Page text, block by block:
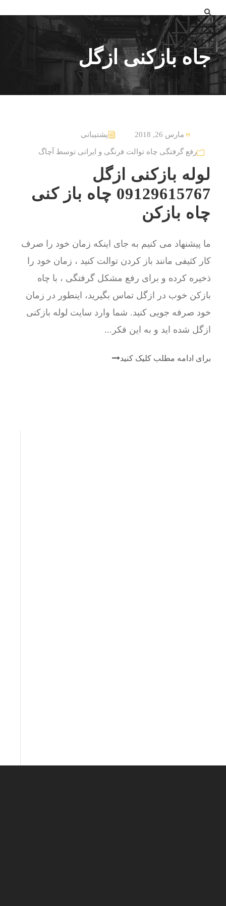
جاه بازکنی ازگل
مارس 26, 2018 پشتیبانی
رفع گرفتگی چاه توالت فرنگی و ایرانی توسط آچاگ
لوله بازکنی ازگل
09129615767 چاه باز کنی
چاه بازکن
ما پیشنهاد می کنیم به جای اینکه زمان خود را صرف
کار کثیفی مانند باز کردن توالت کنید ، زمان خود را
ذخیره کرده و برای رفع مشکل گرفتگی ، با چاه
بازکن خوب در ازگل تماس بگیرید، اینطور در زمان
خود صرفه جویی کنید. شما وارد سایت لوله بازکنی
ازگل شده اید و به این فکر...
برای ادامه مطلب کلیک کنید